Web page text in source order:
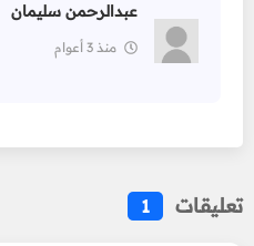
عبدالرحمن سليمان
منذ 3 أعوام
تعليقات 1